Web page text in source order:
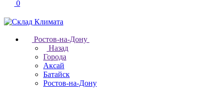
0
Ростов-на-Дону
Назад
Города
Аксай
Батайск
Ростов-на-Дону